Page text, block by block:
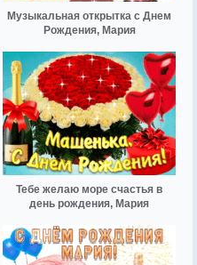
Музыкальная открытка с Днем
Рождения, Мария
Тебе желаю море счастья в
день рождения, Мария